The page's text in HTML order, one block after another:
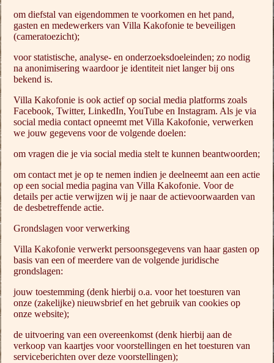
om diefstal van eigendommen te voorkomen en het pand,
gasten en medewerkers van Villa Kakofonie te beveiligen
(cameratoezicht);
voor statistische, analyse- en onderzoeksdoeleinden; zo nodig
na anonimisering waardoor je identiteit niet langer bij ons
bekend is.
Villa Kakofonie is ook actief op social media platforms zoals
Facebook, Twitter, LinkedIn, YouTube en Instagram. Als je via
social media contact opneemt met Villa Kakofonie, verwerken
we jouw gegevens voor de volgende doelen:
om vragen die je via social media stelt te kunnen beantwoorden;
om contact met je op te nemen indien je deelneemt aan een actie
op een social media pagina van Villa Kakofonie. Voor de
details per actie verwijzen wij je naar de actievoorwaarden van
de desbetreffende actie.
Grondslagen voor verwerking
Villa Kakofonie verwerkt persoonsgegevens van haar gasten op
basis van een of meerdere van de volgende juridische
grondslagen:
jouw toestemming (denk hierbij o.a. voor het toesturen van
onze (zakelijke) nieuwsbrief en het gebruik van cookies op
onze website);
de uitvoering van een overeenkomst (denk hierbij aan de
verkoop van kaartjes voor voorstellingen en het toesturen van
serviceberichten over deze voorstellingen);